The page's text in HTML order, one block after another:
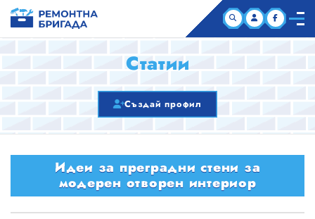
НАЧАЛО
КОМПАНИИ
ЗА НАС
Статии
Създай профил
Идеи за преградни стени за
модерен отворен интериор